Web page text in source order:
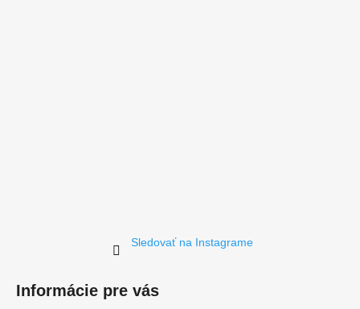
Sledovať na Instagrame
Informácie pre vás